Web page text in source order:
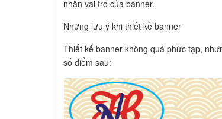
nhận vai trò của banner.
Những lưu ý khi thiết kế banner
Thiết kế banner không quá phức tạp,
số điểm sau: